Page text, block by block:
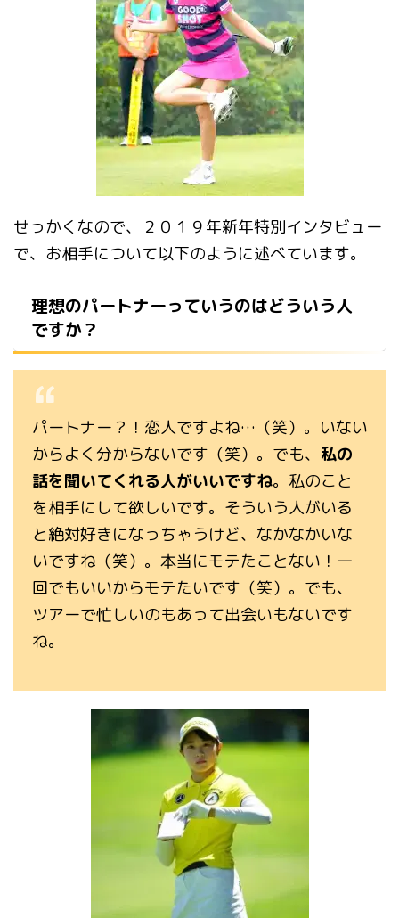
せっかくなので、２０１９年新年特別インタビュー
で、お相手について以下のように述べています。
理想のパートナーっていうのはどういう人
ですか？
パートナー？！恋人ですよね…（笑）。いない
からよく分からないです（笑）。でも、 私の
話を聞いてくれる人がいいですね。私のこと
を相手にして欲しいです。そういう人がいる
と絶対好きになっちゃうけど、なかなかいな
いですね（笑）。本当にモテたことない！一
回でもいいからモテたいです（笑）。でも、
ツアーで忙しいのもあって出会いもないです
ね。